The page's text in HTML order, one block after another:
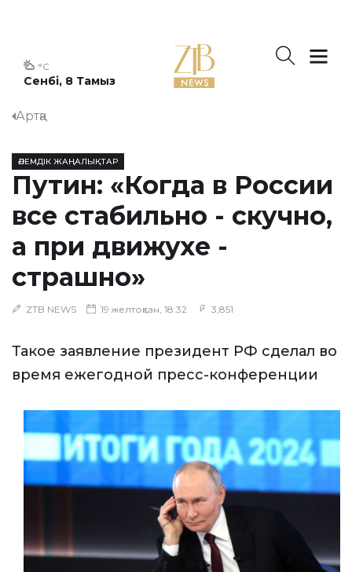
Сенбі, 8 Тамыз
°C
Артқа
ӘЛЕМДІК ЖАҢАЛЫҚТАР
Путин: «Когда в России
все стабильно - скучно,
а при движухе -
страшно»
ZTB NEWS 19 желтоқсан, 18:32 3,851
Такое заявление президент РФ сделал во
время ежегодной пресс-конференции